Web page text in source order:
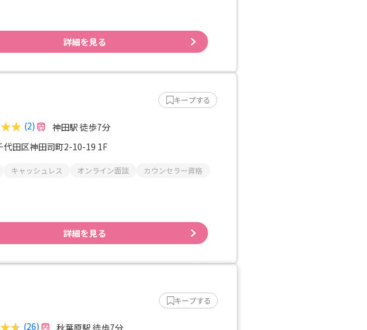
詳細を見る
キープする
(2)
神田駅 徒歩7分
代田区神田司町2-10-19 1F
キャッシュレス オンライン面談 カウンセラー資格
詳細を見る
キープする
(26) 秋葉原駅 徒歩7分